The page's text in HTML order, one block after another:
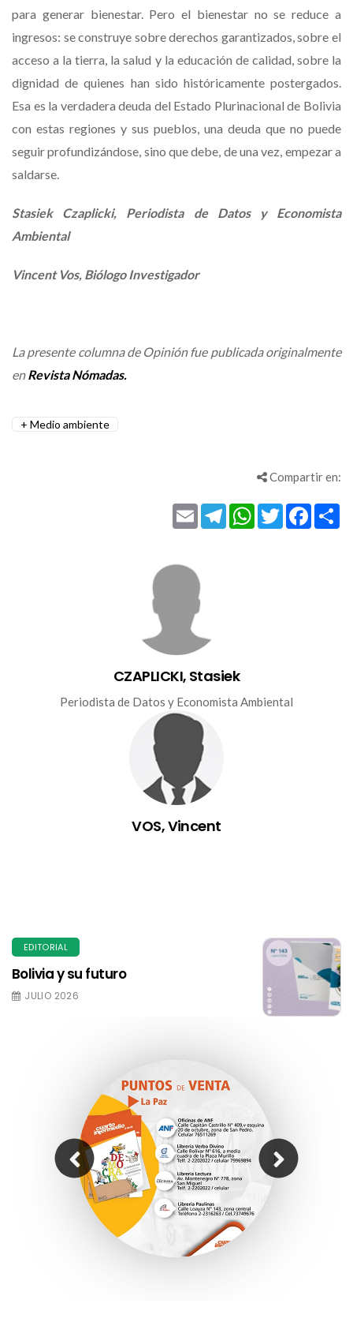
para generar bienestar. Pero el bienestar no se reduce a
ingresos: se construye sobre derechos garantizados, sobre el
acceso a la tierra, la salud y la educación de calidad, sobre la
dignidad de quienes han sido históricamente postergados.
Esa es la verdadera deuda del Estado Plurinacional de Bolivia
con estas regiones y sus pueblos, una deuda que no puede
seguir profundizándose, sino que debe, de una vez, empezar a
saldarse.
Stasiek Czaplicki, Periodista de Datos y Economista
Ambiental
Vincent Vos, Biólogo Investigador
La presente columna de Opinión fue publicada originalmente
enRevista Nómadas.
Medio ambiente
Compartir en:
Twitter
WhatsApp
Telegram
Email
CZAPLICKI, Stasiek
Periodista de Datos y Economista Ambiental
VOS, Vincent
EDITORIAL
Bolivia y su futuro
JULIO 2026